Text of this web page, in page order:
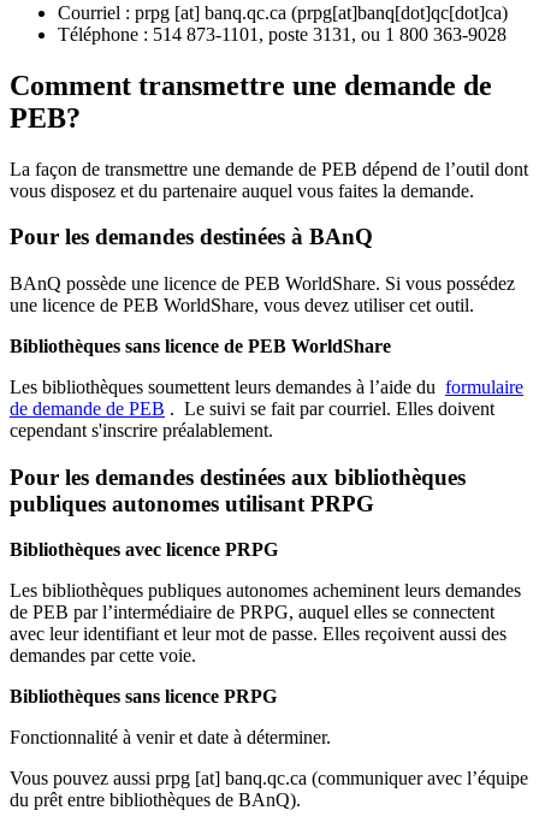
Courriel : prpg [at] banq.qc.ca (prpg[at]banq[dot]qc[dot]ca)
Téléphone : 514 873-1101, poste 3131, ou 1 800 363-9028
Comment transmettre une demande de
PEB?
La façon de transmettre une demande de PEB dépend de l’outil dont
vous disposez et du partenaire auquel vous faites la demande.
Pour les demandes destinées à BAnQ
BAnQ possède une licence de PEB WorldShare. Si vous possédez
une licence de PEB WorldShare, vous devez utiliser cet outil.
Bibliothèques sans licence de PEB WorldShare
Les bibliothèques soumettent leurs demandes à l’aide du formulaire
de demande de PEB . Le suivi se fait par courriel. Elles doivent
cependant s'inscrire préalablement.
Pour les demandes destinées aux bibliothèques
publiques autonomes utilisant PRPG
Bibliothèques avec licence PRPG
Les bibliothèques publiques autonomes acheminent leurs demandes
de PEB par l’intermédiaire de PRPG, auquel elles se connectent
avec leur identifiant et leur mot de passe. Elles reçoivent aussi des
demandes par cette voie.
Bibliothèques sans licence PRPG
Fonctionnalité à venir et date à déterminer.
Vous pouvez aussi prpg [at] banq.qc.ca (communiquer avec l’équipe
du prêt entre bibliothèques de BAnQ).